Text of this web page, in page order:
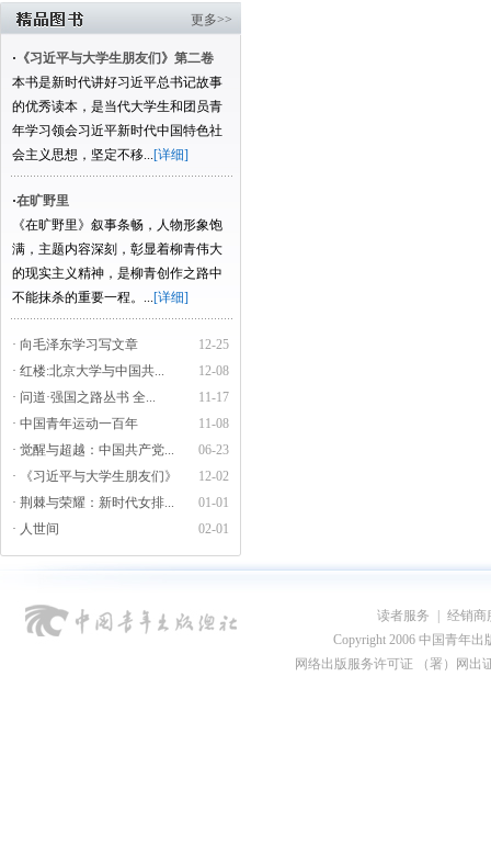
更多>>
· 《习近平与大学生朋友们》第二卷
本书是新时代讲好习近平总书记故事
的优秀读本，是当代大学生和团员青
年学习领会习近平新时代中国特色社
会主义思想，坚定不移...[详细]
·在旷野里
《在旷野里》叙事条畅，人物形象饱
满，主题内容深刻，彰显着柳青伟大
的现实主义精神，是柳青创作之路中
不能抹杀的重要一程。...[详细]
12-25
· 向毛泽东学习写文章
12-08
· 红楼:北京大学与中国共...
11-17
· 问道·强国之路丛书 全...
11-08
· 中国青年运动一百年
06-23
· 觉醒与超越：中国共产党...
12-02
· 《习近平与大学生朋友们》
01-01
· 荆棘与荣耀：新时代女排...
02-01
· 人世间
读者服务
经销商
Copyright 2006 中国青年出
网络出版服务许可证 （署）网出